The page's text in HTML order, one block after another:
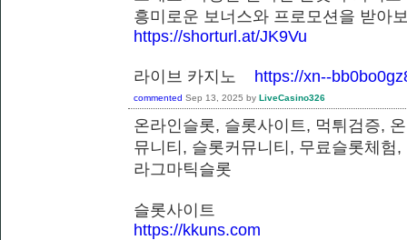
흥미로운 보너스와 프로모션을 받
https://shorturl.at/JK9Vu
라이브 카지노 https://xn--
commented Sep 13, 2025 by LiveCasino326
온라인슬롯, 슬롯사이트, 먹튀검증,
뮤니티, 슬롯커뮤니티, 무료슬롯체험
라그마틱슬롯
슬롯사이트
https://kkuns.com